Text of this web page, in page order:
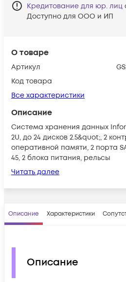
О товаре
Артикул
Код товара
Все характеристики
Описание
Система хранения данных
2U, до 24 дисков 2.5&quot;, 2
оперативной памяти, 2 порта
45, 2 блока питания, рельсы
Читать далее
Кредитование для юр. лиц
Доступно для ООО и ИП
Описание Характеристики
Описание